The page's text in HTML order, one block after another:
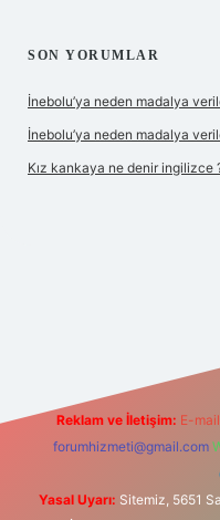
SON YORUMLAR
İnebolu’ya neden madalya
İnebolu’ya neden madalya
Kız kankaya ne denir ingilizce
Reklam ve İletişim: E-
forumhizmeti@gmail.com
Yasal Uyarı: Sitemiz, 5651